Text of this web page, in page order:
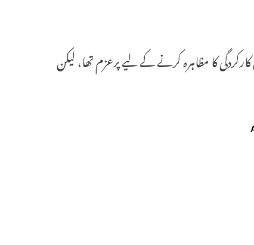
کا مظاہرہ کرنے کے لیے پرعزم تھا، لیکن